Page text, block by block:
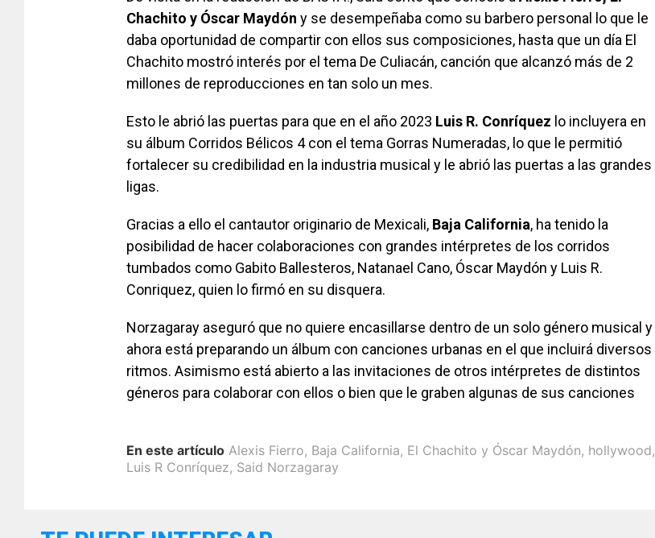
Chachito y Óscar Maydón y se desempeñaba como su barbero personal lo que le
daba oportunidad de compartir con ellos sus composiciones, hasta que un día El
Chachito mostró interés por el tema De Culiacán, canción que alcanzó más de 2
millones de reproducciones en tan solo un mes.
Esto le abrió las puertas para que en el año 2023 Luis R. Conríquez lo incluyera en
su álbum Corridos Bélicos 4 con el tema Gorras Numeradas, lo que le permitió
fortalecer su credibilidad en la industria musical y le abrió las puertas a las grandes
ligas.
Gracias a ello el cantautor originario de Mexicali, Baja California, ha tenido la
posibilidad de hacer colaboraciones con grandes intérpretes de los corridos
tumbados como Gabito Ballesteros, Natanael Cano, Óscar Maydón y Luis R.
Conriquez, quien lo firmó en su disquera.
Norzagaray aseguró que no quiere encasillarse dentro de un solo género musical y
ahora está preparando un álbum con canciones urbanas en el que incluirá diversos
ritmos. Asimismo está abierto a las invitaciones de otros intérpretes de distintos
géneros para colaborar con ellos o bien que le graben algunas de sus canciones
En este artículo Alexis Fierro, Baja California, El Chachito y Óscar Maydón, hollywood,
Luis R Conríquez, Said Norzagaray